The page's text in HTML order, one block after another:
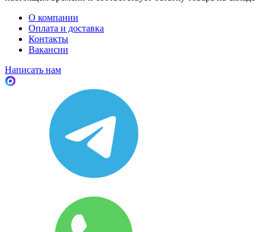
О компании
Оплата и доставка
Контакты
Вакансии
Написать нам